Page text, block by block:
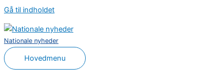
Gå til indholdet
Nationale nyheder
Hovedmenu